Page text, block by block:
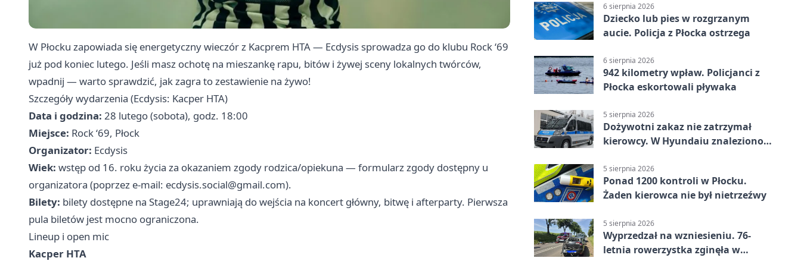
W Płocku zapowiada się energetyczny wieczór z Kacprem HTA — Ecdysis sprowadza go do klubu Rock ‘69
już pod koniec lutego. Jeśli masz ochotę na mieszankę rapu, bitów i żywej sceny lokalnych twórców,
wpadnij — warto sprawdzić, jak zagra to zestawienie na żywo!
Szczegóły wydarzenia (Ecdysis: Kacper HTA)
Data i godzina: 28 lutego (sobota), godz. 18:00
Miejsce: Rock ‘69, Płock
Organizator: Ecdysis
Wiek: wstęp od 16. roku życia za okazaniem zgody rodzica/opiekuna — formularz zgody dostępny u
organizatora (poprzez e-mail: ecdysis.social@gmail.com).
Bilety: bilety dostępne na Stage24; uprawniają do wejścia na koncert główny, bitwę i afterparty. Pierwsza
pula biletów jest mocno ograniczona.
Lineup i open mic
Kacper HTA
6 sierpnia 2026
Dziecko lub pies w rozgrzanym
aucie. Policja z Płocka ostrzega
6 sierpnia 2026
942 kilometry wpław. Policjanci z
Płocka eskortowali pływaka
5 sierpnia 2026
Dożywotni zakaz nie zatrzymał
kierowcy. W Hyundaiu znaleziono
5 sierpnia 2026
Ponad 1200 kontroli w Płocku.
Żaden kierowca nie był nietrzeźwy
5 sierpnia 2026
Wyprzedzał na wzniesieniu. 76-
letnia rowerzystka zginęła w